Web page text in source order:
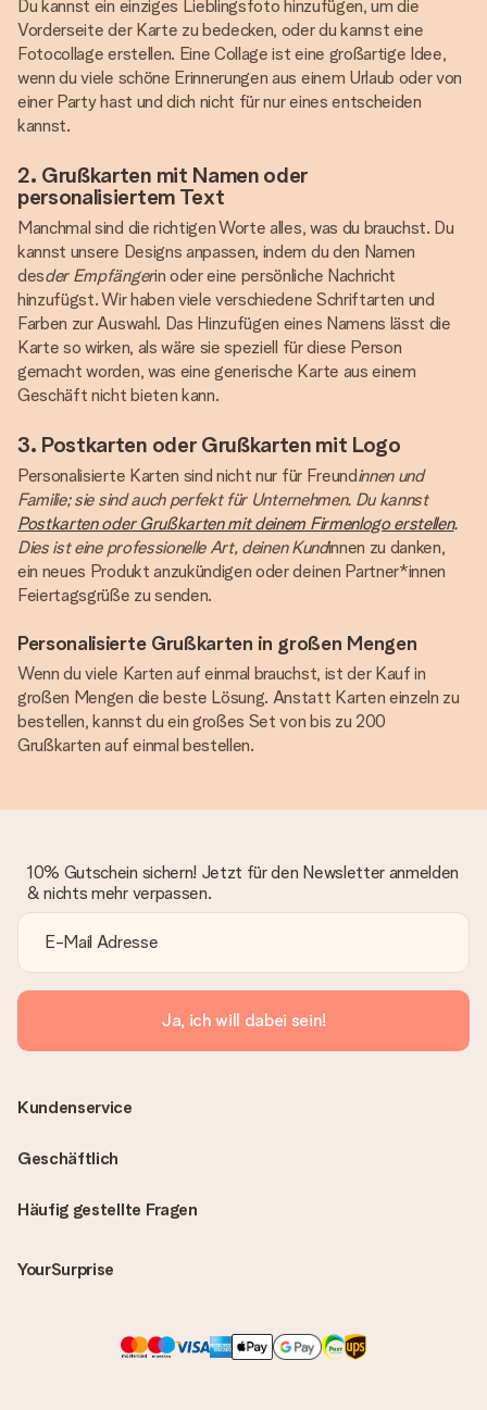
Du kannst ein einziges Lieblingsfoto hinzufügen, um die
Vorderseite der Karte zu bedecken, oder du kannst eine
Fotocollage erstellen. Eine Collage ist eine großartige Idee,
wenn du viele schöne Erinnerungen aus einem Urlaub oder von
einer Party hast und dich nicht für nur eines entscheiden
kannst.
2. Grußkarten mit Namen oder
personalisiertem Text
Manchmal sind die richtigen Worte alles, was du brauchst. Du
kannst unsere Designs anpassen, indem du den Namen
desder Empfängerin oder eine persönliche Nachricht
hinzufügst. Wir haben viele verschiedene Schriftarten und
Farben zur Auswahl. Das Hinzufügen eines Namens lässt die
Karte so wirken, als wäre sie speziell für diese Person
gemacht worden, was eine generische Karte aus einem
Geschäft nicht bieten kann.
3. Postkarten oder Grußkarten mit Logo
Personalisierte Karten sind nicht nur für Freundinnen und
Familie; sie sind auch perfekt für Unternehmen. Du kannst
Postkarten oder Grußkarten mit deinem Firmenlogo erstellen.
Dies ist eine professionelle Art, deinen Kundinnen zu danken,
ein neues Produkt anzukündigen oder deinen Partner*innen
Feiertagsgrüße zu senden.
Personalisierte Grußkarten in großen Mengen
Wenn du viele Karten auf einmal brauchst, ist der Kauf in
großen Mengen die beste Lösung. Anstatt Karten einzeln zu
bestellen, kannst du ein großes Set von bis zu 200
Grußkarten auf einmal bestellen.
10% Gutschein sichern! Jetzt für den Newsletter anmelden
& nichts mehr verpassen.
Ja, ich will dabei sein!
Häufig gestellte Fragen
YourSurprise
Kundenservice
Geschäftlich